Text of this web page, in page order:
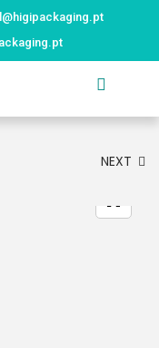
NEXT